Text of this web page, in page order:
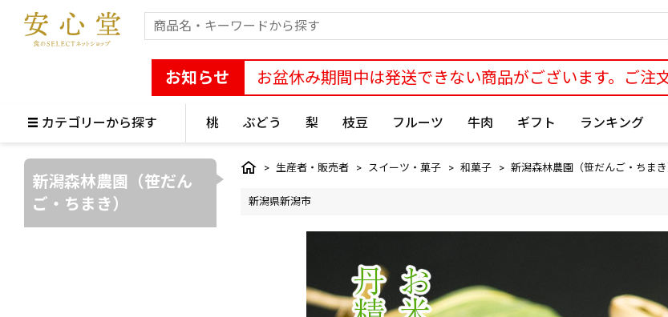
お知らせ お盆休み期間中は発送できない商品がございます。ご注
カテゴリーから探す 桃 ぶどう 梨 枝豆 フルーツ 牛肉 ギフト ランキング
新潟森林農園（笹だん
ご・ちまき）
生産者・販売者 スイーツ・菓子 和菓子 新潟森林農園（笹だんご・ちまき
新潟県新潟市